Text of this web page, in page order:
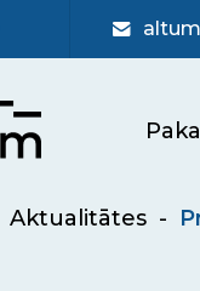
Aktualitātes -